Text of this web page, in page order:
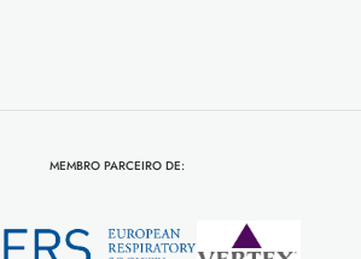
MEMBRO PARCEIRO DE: